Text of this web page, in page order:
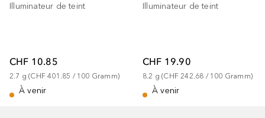
Illuminateur de teint
CHF 10.85
2.7 g (CHF 401.85 / 100 Gramm)
À venir
Illuminateur de teint
CHF 19.90
8.2 g (CHF 242.68 / 100 Gramm)
À venir